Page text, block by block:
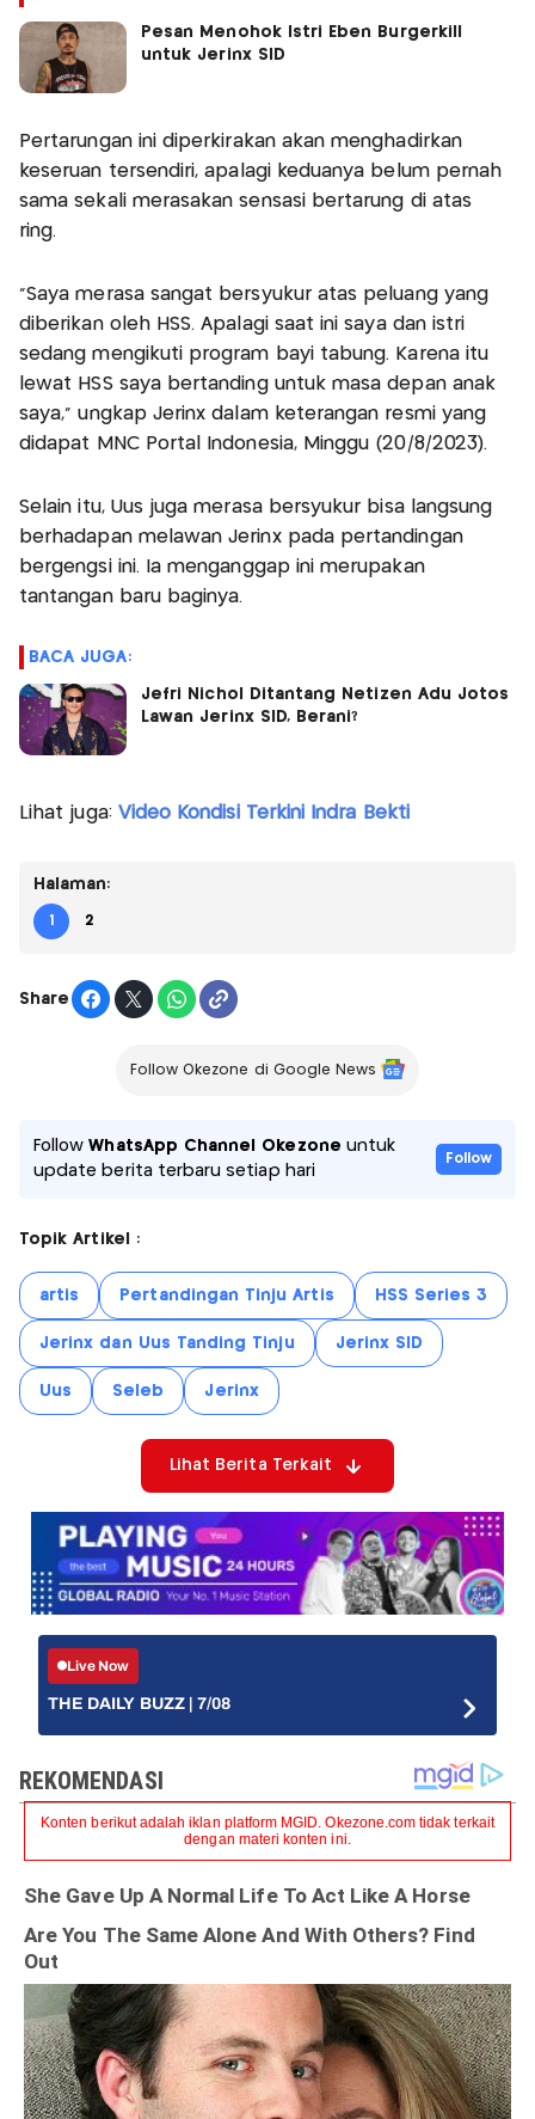
Pesan Menohok Istri Eben Burgerkill
untuk Jerinx SID
Pertarungan ini diperkirakan akan menghadirkan
keseruan tersendiri, apalagi keduanya belum pernah
sama sekali merasakan sensasi bertarung di atas
ring.
“Saya merasa sangat bersyukur atas peluang yang
diberikan oleh HSS. Apalagi saat ini saya dan istri
sedang mengikuti program bayi tabung. Karena itu
lewat HSS saya bertanding untuk masa depan anak
saya,” ungkap Jerinx dalam keterangan resmi yang
didapat MNC Portal Indonesia, Minggu (20/8/2023).
Selain itu, Uus juga merasa bersyukur bisa langsung
berhadapan melawan Jerinx pada pertandingan
bergengsi ini. Ia menganggap ini merupakan
tantangan baru baginya.
BACA JUGA:
Jefri Nichol Ditantang Netizen Adu Jotos
Lawan Jerinx SID, Berani?
Lihat juga: Video Kondisi Terkini Indra Bekti
Halaman:
1 2
Share
Follow Okezone di Google News
FollowWhatsApp Channel Okezone untuk
update berita terbaru setiap hari
Follow
Topik Artikel :
artis Pertandingan Tinju Artis HSS Series 3
Jerinx dan Uus Tanding Tinju Jerinx SID
Uus Seleb Jerinx
Lihat Berita Terkait
Live Now
THE DAILY BUZZ | 7/08